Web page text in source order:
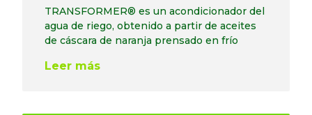
TRANSFORMER® es un acondicionador del
agua de riego, obtenido a partir de aceites
de cáscara de naranja prensado en frío
Leer más